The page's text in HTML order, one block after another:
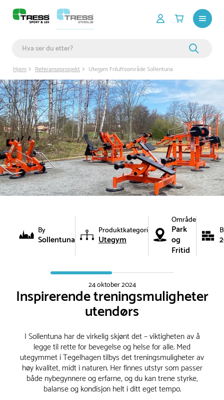
Hjem Referanseprosjekt Utegym Friluftsområde Sollentuna
By
Sollentuna
Produktkategori
Utegym
Område
Park
og
Fritid
24 oktober 2024
Inspirerende treningsmuligheter
utendørs
I Sollentuna har de virkelig skjønt det – viktigheten av å
legge til rette for bevegelse og helse for alle. Med
utegymmet i Tegelhagen tilbys det treningsmuligheter av
høy kvalitet, midt i naturen. Her finnes utstyr som passer
både nybegynnere og erfarne, og du kan trene styrke,
balanse og kondisjon helt i ditt eget tempo.